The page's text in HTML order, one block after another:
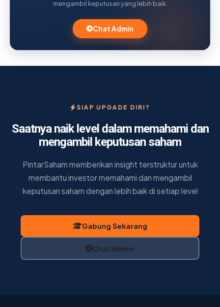
mengambil keputusan yang lebih baik.
Chat Admin
SIAP UPGADE DIRI?
Saatnya naik level dalam memahami dan
mengambil keputusan saham
PintarSaham memberikan insight terstruktur untuk
membantu investor memahami dan mengambil
keputusan saham dengan lebih baik di setiap level
Gabung Sekarang
Chat Admin